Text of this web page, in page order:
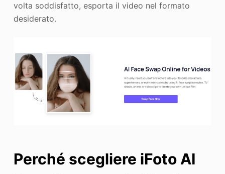
volta soddisfatto, esporta il video nel formato
desiderato.
Perché scegliere iFoto AI